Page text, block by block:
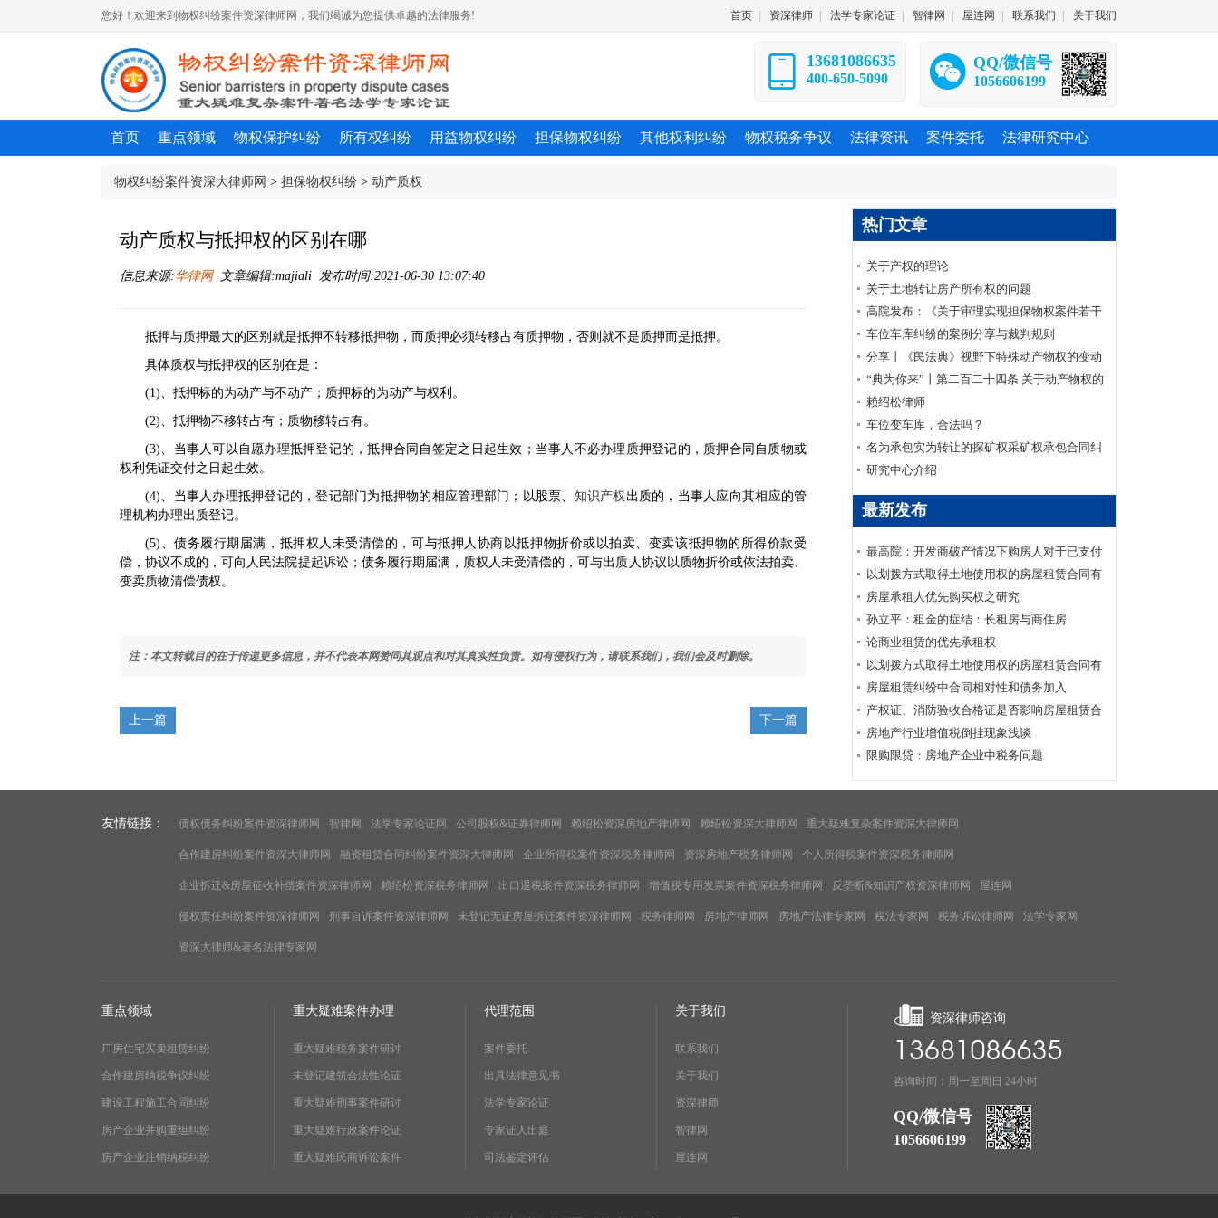
您好！欢迎来到物权纠纷案件资深律师网，我们竭诚为您提供卓越的法律服务! 首页 资深律师 法学专家论证 智律网 屋连网 联系我们 关于我们
13681086635
400-650-5090
QQ/微信号
1056606199
首页 重点领域 物权保护纠纷 所有权纠纷 用益物权纠纷 担保物权纠纷 其他权利纠纷 物权税务争议 法律资讯 案件委托 法律研究中心
物权纠纷案件资深大律师网 > 担保物权纠纷 > 动产质权
动产质权与抵押权的区别在哪
信息来源:华律网文章编辑:majiali 发布时间:2021-06-30 13:07:40
抵押与质押最大的区别就是抵押不转移抵押物，而质押必须转移占有质押物，否则就不是质押而是抵押。
具体质权与抵押权的区别在是：
(1)、抵押标的为动产与不动产；质押标的为动产与权利。
(2)、抵押物不移转占有；质物移转占有。
(3)、当事人可以自愿办理抵押登记的，抵押合同自签定之日起生效；当事人不必办理质押登记的，质押合同自质物或
权利凭证交付之日起生效。
(4)、当事人办理抵押登记的，登记部门为抵押物的相应管理部门；以股票、 知识产权出质的，当事人应向其相应的管
理机构办理出质登记。
(5)、债务履行期届满，抵押权人未受清偿的，可与抵押人协商以抵押物折价或以拍卖、变卖该抵押物的所得价款受
偿，协议不成的，可向人民法院提起诉讼；债务履行期届满，质权人未受清偿的，可与出质人协议以质物折价或依法拍卖、
变卖质物清偿债权。
注：本文转载目的在于传递更多信息，并不代表本网赞同其观点和对其真实性负责。如有侵权行为，请联系我们，我们会及时删除。
上一篇 下一篇
热门文章
关于产权的理论
关于土地转让房产所有权的问题
高院发布：《关于审理实现担保物权案件若干
问题的解答》
车位车库纠纷的案例分享与裁判规则
分享丨《民法典》视野下特殊动产物权的变动
与公示
“典为你来”丨第二百二十四条 关于动产物权的
变动以交付作为生效要件的原则性规定
赖绍松律师
车位变车库，合法吗？
名为承包实为转让的探矿权采矿权承包合同纠
纷案
研究中心介绍
最新发布
最高院：开发商破产情况下购房人对于已支付
购房款的商品房买卖合同可否要求继续履行？
以划拨方式取得土地使用权的房屋租赁合同有
效
房屋承租人优先购买权之研究
孙立平：租金的症结：长租房与商住房
论商业租赁的优先承租权
以划拨方式取得土地使用权的房屋租赁合同有
效
房屋租赁纠纷中合同相对性和债务加入
产权证、消防验收合格证是否影响房屋租赁合
同的效力
房地产行业增值税倒挂现象浅谈
限购限贷：房地产企业中税务问题
友情链接： 债权债务纠纷案件资深律师网 智律网 法学专家论证网 公司股权&证券律师网 赖绍松资深房地产律师网 赖绍松资深大律师网 重大疑难复杂案件资深大律师网
合作建房纠纷案件资深大律师网 融资租赁合同纠纷案件资深大律师网 企业所得税案件资深税务律师网 资深房地产税务律师网 个人所得税案件资深税务律师网
企业拆迁&房屋征收补偿案件资深律师网 赖绍松资深税务律师网 出口退税案件资深税务律师网 增值税专用发票案件资深税务律师网 反垄断&知识产权资深律师网 屋连网
侵权责任纠纷案件资深律师网 刑事自诉案件资深律师网 未登记无证房屋拆迁案件资深律师网 税务律师网 房地产律师网 房地产法律专家网 税法专家网 税务诉讼律师网 法学专家网
资深大律师&著名法律专家网
重点领域
厂房住宅买卖租赁纠纷
合作建房纳税争议纠纷
建设工程施工合同纠纷
房产企业并购重组纠纷
房产企业注销纳税纠纷
重大疑难案件办理
重大疑难税务案件研讨
未登记建筑合法性论证
重大疑难刑事案件研讨
重大疑难行政案件论证
重大疑难民商诉讼案件
代理范围
案件委托
出具法律意见书
法学专家论证
专家证人出庭
司法鉴定评估
关于我们
联系我们
关于我们
资深律师
智律网
屋连网
资深律师咨询
咨询时间：周一至周日 24小时
QQ/微信号
1056606199